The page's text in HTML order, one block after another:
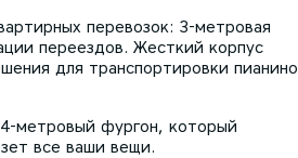
перевозок: 3-метровая
переездов. Жесткий корпус
для транспортировки пианино
метровый фургон, который
все ваши вещи.